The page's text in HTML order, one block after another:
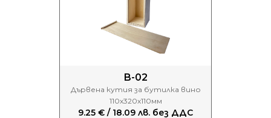
B-02
Дървена кутия за бутилка вино
110х320х110мм
9.25 € / 18.09 лв. без ДДС